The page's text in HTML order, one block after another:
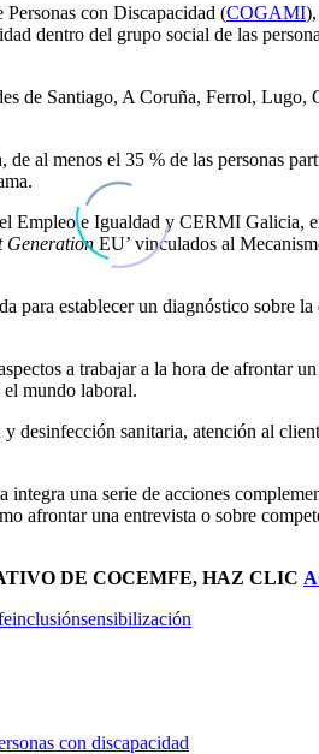
con Discapacidad (COGAMI
dentro del grupo social de las
de Santiago, A Coruña, Ferrol,
al menos el 35 % de las personas
Empleo e Igualdad y CERMI
Generation EU’ vinculados al
para establecer un diagnóstico sobre
a trabajar a la hora de afrontar
mundo laboral.
sanitaria, atención al
una serie de acciones
afrontar una entrevista o sobre
DE COCEMFE, HAZ CLIC
inclusiónsensibilización
con discapacidad